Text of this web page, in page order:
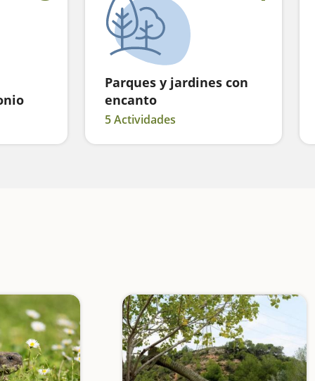
Parques y jardines con
encanto
5 Actividades